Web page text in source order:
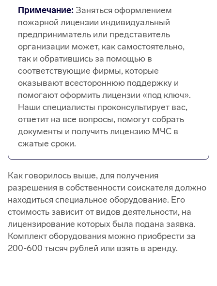
Примечание: Заняться оформлением
пожарной лицензии индивидуальный
предприниматель или представитель
организации может, как самостоятельно,
так и обратившись за помощью в
соответствующие фирмы, которые
оказывают всестороннюю поддержку и
помогают оформить лицензии «под ключ».
Наши специалисты проконсультирует вас,
ответит на все вопросы, помогут собрать
документы и получить лицензию МЧС в
сжатые сроки.
Как говорилось выше, для получения
разрешения в собственности соискателя должно
находиться специальное оборудование. Его
стоимость зависит от видов деятельности, на
лицензирование которых была подана заявка.
Комплект оборудования можно приобрести за
200-600 тысяч рублей или взять в аренду.